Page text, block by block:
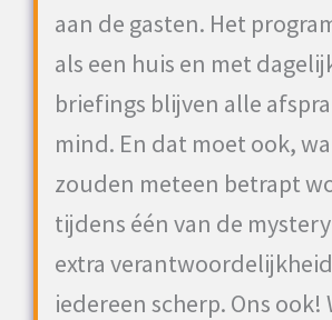
aan de gasten. Het
als een huis en met
briefings blijven alle
mind. En dat moet ook,
zouden meteen betrapt
tijdens één van de
extra
iedereen scherp. Ons ook!